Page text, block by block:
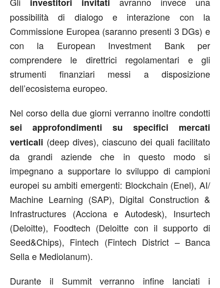
investitori invitati
possibilità di dialogo e interazione con la
Commissione Europea (saranno presenti 3 DGs) e
con la European Investment Bank per
comprendere le direttrici regolamentari e gli
strumenti finanziari messi a disposizione
dell’ecosistema europeo.
Nel corso della due giorni verranno inoltre condotti
sei approfondimenti su specifici mercati
verticali (deep dives), ciascuno dei quali facilitato
da grandi aziende che in questo modo si
impegnano a supportare lo sviluppo di campioni
europei su ambiti emergenti: Blockchain (Enel), AI/
Machine Learning (SAP), Digital Construction &
Infrastructures (Acciona e Autodesk), Insurtech
(Deloitte), Foodtech (Deloitte con il supporto di
Seed&Chips), Fintech (Fintech District – Banca
Sella e Mediolanum).
Durante il Summit verranno infine lanciati i